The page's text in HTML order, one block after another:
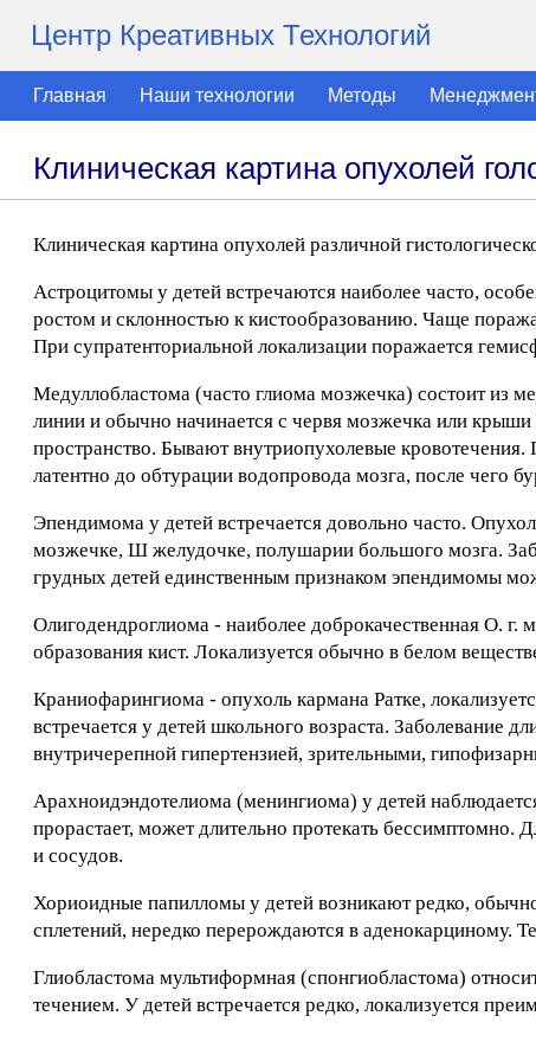
Центр Креативных Технологий
Главная Наши технологии Методы
Клиническая картина опухолей
Клиническая картина опухолей различной
Астроцитомы у детей встречаются наиболее часто,
ростом и склонностью к кистообразованию. Чаще
При супратенториальной локализации поражается
Медуллобластома (часто глиома мозжечка) состоит из
линии и обычно начинается с червя мозжечка или крыши
пространство. Бывают внутриопухолевые
латентно до обтурации водопровода мозга, после чего
Эпендимома у детей встречается довольно часто.
мозжечке, Ш желудочке, полушарии большого мозга.
грудных детей единственным признаком эпендимомы
Олигодендроглиома - наиболее доброкачественная О. г.
образования кист. Локализуется обычно в белом
Краниофарингиома - опухоль кармана Ратке,
встречается у детей школьного возраста. Заболевание
внутричерепной гипертензией, зрительными,
Арахноидэндотелиома (менингиома) у детей
прорастает, может длительно протекать бессимптомно.
и сосудов.
Хориоидные папилломы у детей возникают редко,
сплетений, нередко перерождаются в аденокарциному.
Глиобластома мультиформная (спонгиобластома)
течением. У детей встречается редко, локализуется